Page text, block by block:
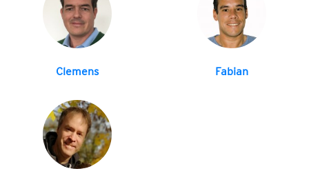
Clemens Fabian